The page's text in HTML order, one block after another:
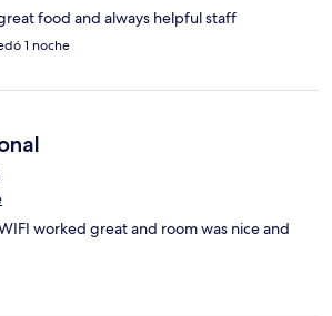
food and always helpful staff
1 noche
worked great and room was nice and